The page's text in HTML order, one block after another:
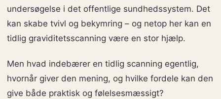
undersøgelse i det offentlige sundhedssystem. Det
kan skabe tvivl og bekymring – og netop her kan en
tidlig graviditetsscanning være en stor hjælp.
Men hvad indebærer en tidlig scanning egentlig,
hvornår giver den mening, og hvilke fordele kan den
give både praktisk og følelsesmæssigt?